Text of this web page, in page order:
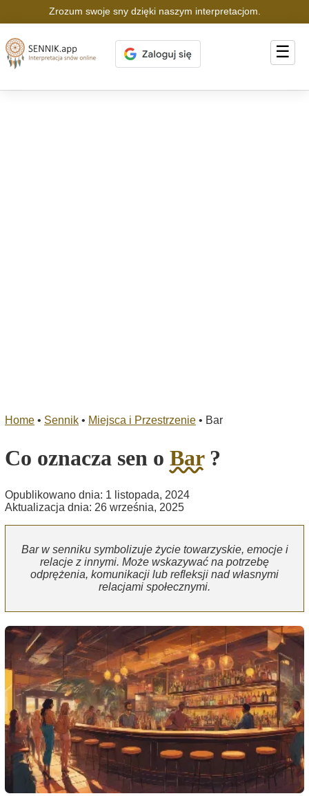
Zrozum swoje sny dzięki naszym interpretacjom.
☰
Home • Sennik • Miejsca i Przestrzenie • Bar
Co oznacza sen o Bar?
Opublikowano dnia: 1 listopada, 2024
Aktualizacja dnia: 26 września, 2025
Bar w senniku symbolizuje życie towarzyskie, emocje i
relacje z innymi. Może wskazywać na potrzebę
odprężenia, komunikacji lub refleksji nad własnymi
relacjami społecznymi.